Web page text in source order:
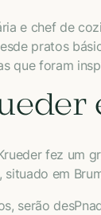
e chef de
pratos
que foram
fez um
em
serão